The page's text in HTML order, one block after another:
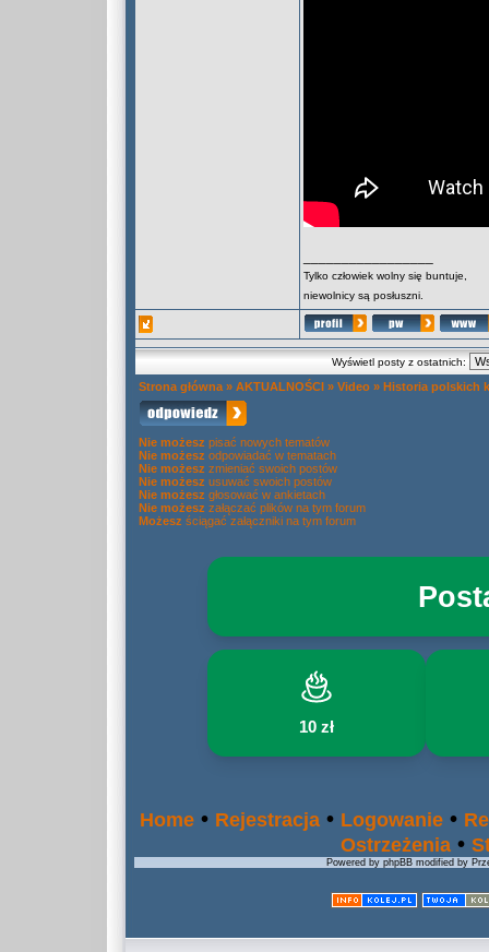
Tylko człowiek wolny się buntuje,
niewolnicy są posłuszni.
Wyświetl posty z ostatnich:
Strona główna » AKTUALNOŚCI » Video » Historia polskich
Nie możesz pisać nowych tematów
Nie możesz odpowiadać w tematach
Nie możesz zmieniać swoich postów
Nie możesz usuwać swoich postów
Nie możesz głosować w ankietach
Nie możesz załączać plików na tym forum
Możesz ściągać załączniki na tym forum
10 zł
Home • Rejestracja • Logowanie •
Ostrzeżenia •
Powered by phpBB modified by